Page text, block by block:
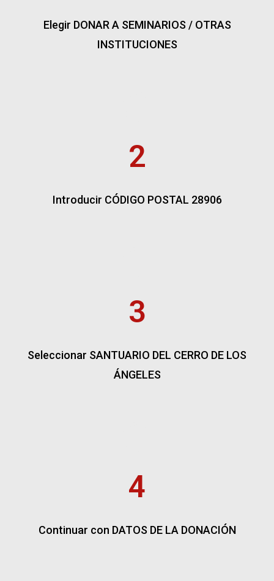
Elegir DONAR A SEMINARIOS / OTRAS
INSTITUCIONES
2
Introducir CÓDIGO POSTAL 28906
3
Seleccionar SANTUARIO DEL CERRO DE LOS
ÁNGELES
4
Continuar con DATOS DE LA DONACIÓN